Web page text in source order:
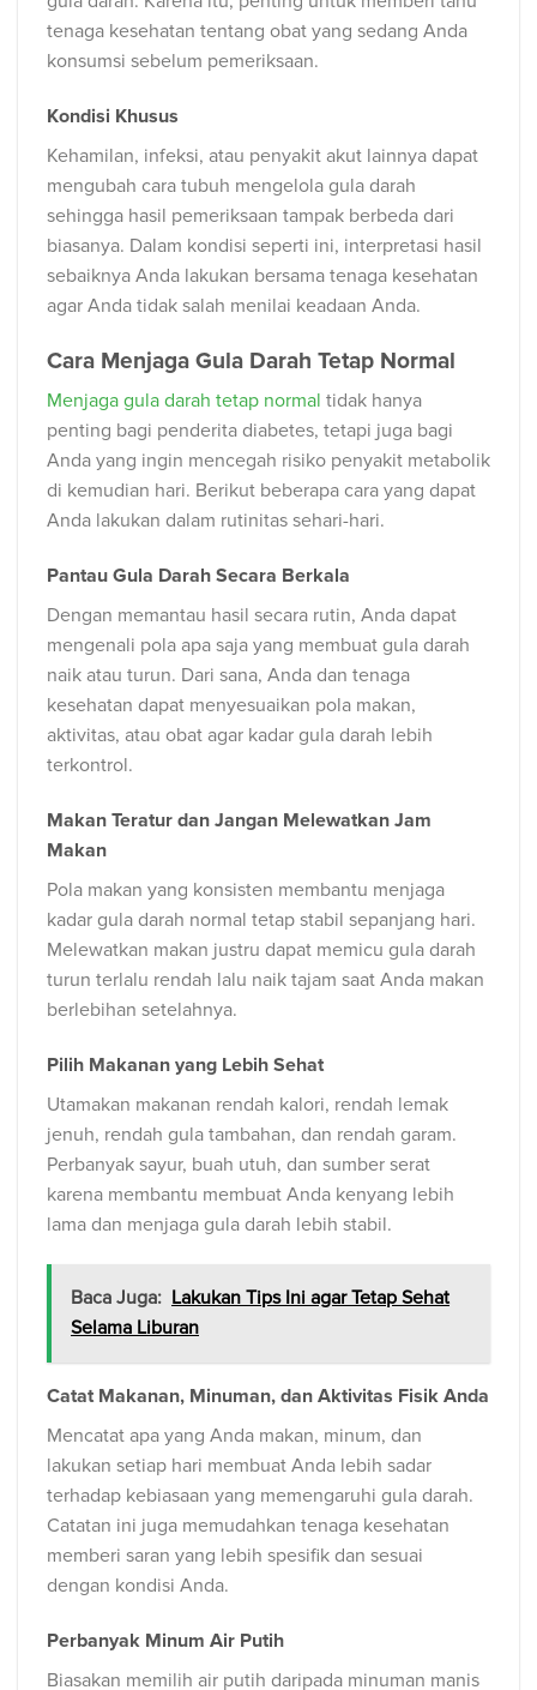
tenaga kesehatan tentang obat yang sedang Anda
konsumsi sebelum pemeriksaan.
Kondisi Khusus
Kehamilan, infeksi, atau penyakit akut lainnya dapat
mengubah cara tubuh mengelola gula darah
sehingga hasil pemeriksaan tampak berbeda dari
biasanya. Dalam kondisi seperti ini, interpretasi hasil
sebaiknya Anda lakukan bersama tenaga kesehatan
agar Anda tidak salah menilai keadaan Anda.
Cara Menjaga Gula Darah Tetap Normal
Menjaga gula darah tetap normal tidak hanya
penting bagi penderita diabetes, tetapi juga bagi
Anda yang ingin mencegah risiko penyakit metabolik
di kemudian hari. Berikut beberapa cara yang dapat
Anda lakukan dalam rutinitas sehari-hari.
Pantau Gula Darah Secara Berkala
Dengan memantau hasil secara rutin, Anda dapat
mengenali pola apa saja yang membuat gula darah
naik atau turun. Dari sana, Anda dan tenaga
kesehatan dapat menyesuaikan pola makan,
aktivitas, atau obat agar kadar gula darah lebih
terkontrol.
Makan Teratur dan Jangan Melewatkan Jam
Makan
Pola makan yang konsisten membantu menjaga
kadar gula darah normal tetap stabil sepanjang hari.
Melewatkan makan justru dapat memicu gula darah
turun terlalu rendah lalu naik tajam saat Anda makan
berlebihan setelahnya.
Pilih Makanan yang Lebih Sehat
Utamakan makanan rendah kalori, rendah lemak
jenuh, rendah gula tambahan, dan rendah garam.
Perbanyak sayur, buah utuh, dan sumber serat
karena membantu membuat Anda kenyang lebih
lama dan menjaga gula darah lebih stabil.
Baca Juga: Lakukan Tips Ini agar Tetap Sehat
Selama Liburan
Catat Makanan, Minuman, dan Aktivitas Fisik Anda
Mencatat apa yang Anda makan, minum, dan
lakukan setiap hari membuat Anda lebih sadar
terhadap kebiasaan yang memengaruhi gula darah.
Catatan ini juga memudahkan tenaga kesehatan
memberi saran yang lebih spesifik dan sesuai
dengan kondisi Anda.
Perbanyak Minum Air Putih
Biasakan memilih air putih daripada minuman manis